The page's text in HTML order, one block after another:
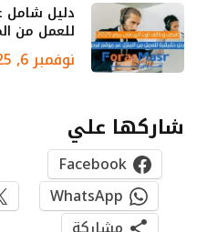
دليل شامل
للعمل من
نوفمبر 6, 2025
شاركها علي
Facebook
WhatsApp